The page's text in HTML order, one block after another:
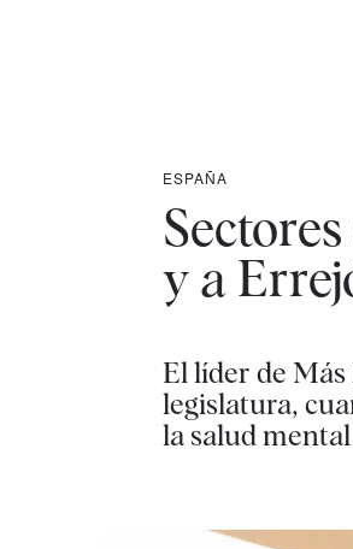
ESPAÑA
y a
El líder de
legislatura,
la salud mental